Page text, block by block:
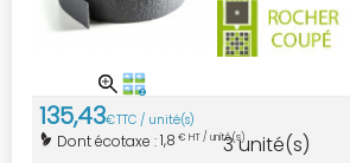
135,43€TTC / unité(s)
Dont écotaxe :1,8 € HT / unité(s)
3unité(s)